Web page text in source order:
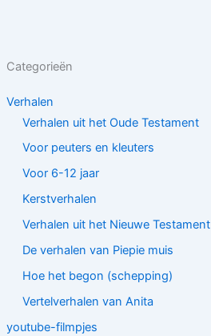
Categorieën
Verhalen
Verhalen uit het Oude Testament
Voor peuters en kleuters
Voor 6-12 jaar
Kerstverhalen
Verhalen uit het Nieuwe Testament
De verhalen van Piepie muis
Hoe het begon (schepping)
Vertelverhalen van Anita
youtube-filmpjes